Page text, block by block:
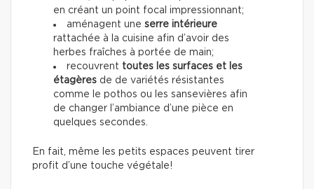
en créant un point focal impressionnant;
aménagent une serre intérieure
rattachée à la cuisine afin d’avoir des
herbes fraîches à portée de main;
recouvrent toutes les surfaces et les
étagères de de variétés résistantes
comme le pothos ou les sansevières afin
de changer l’ambiance d’une pièce en
quelques secondes.
En fait, même les petits espaces peuvent tirer
profit d’une touche végétale!